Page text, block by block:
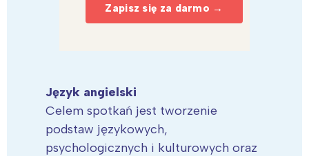
Zapisz się za darmo →
Język angielski
Celem spotkań jest tworzenie
podstaw językowych,
psychologicznych i kulturowych oraz